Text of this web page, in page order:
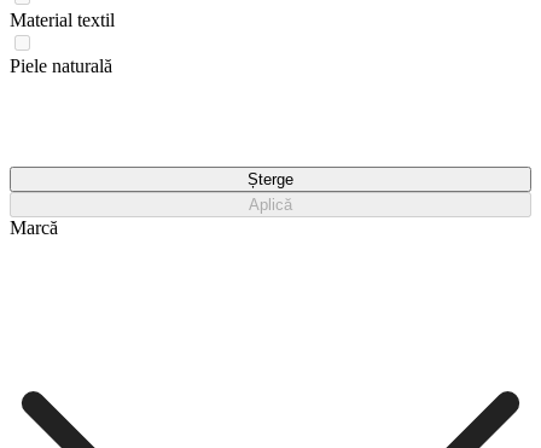
Material textil
Piele naturală
Șterge
Aplică
Marcă